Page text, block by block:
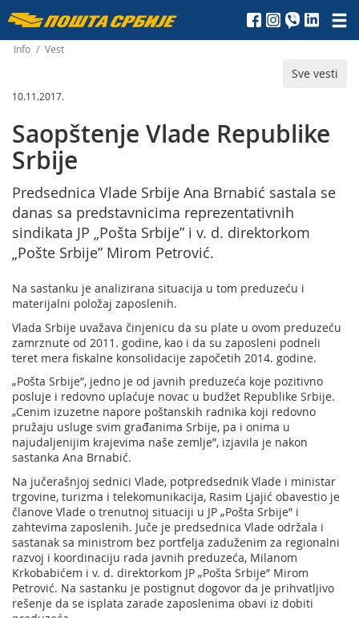
Пошта
Србије
д.о.о.
Info / Vest
Sve vesti
10.11.2017.
Saopštenje Vlade Republike
Srbije
Predsednica Vlade Srbije Ana Brnabić sastala se
danas sa predstavnicima reprezentativnih
sindikata JP „Pošta Srbije” i v. d. direktorkom
„Pošte Srbije” Mirom Petrović.
Na sastanku je analizirana situacija u tom preduzeću i
materijalni položaj zaposlenih.
Vlada Srbije uvažava činjenicu da su plate u ovom preduzeću
zamrznute od 2011. godine, kao i da su zaposleni podneli
teret mera fiskalne konsolidacije započetih 2014. godine.
„Pošta Srbije”, jedno je od javnih preduzeća koje pozitivno
posluje i redovno uplaćuje novac u budžet Republike Srbije.
„Cenim izuzetne napore poštanskih radnika koji redovno
pružaju usluge svim građanima Srbije, pa i onima u
najudaljenijim krajevima naše zemlje”, izjavila je nakon
sastanka Ana Brnabić.
Na jučerašnjoj sednici Vlade, potpredsednik Vlade i ministar
trgovine, turizma i telekomunikacija, Rasim Ljajić obavestio je
članove Vlade o trenutnoj situaciji u JP „Pošta Srbije” i
zahtevima zaposlenih. Juče je predsednica Vlade održala i
sastanak sa ministrom bez portfelja zaduženim za regionalni
razvoj i koordinaciju rada javnih preduzeća, Milanom
Krkobabićem i v. d. direktorkom JP „Pošta Srbije” Mirom
Petrović. Na sastanku je postignut dogovor da je prihvatljivo
rešenje da se isplata zarade zaposlenima obavi iz dobiti